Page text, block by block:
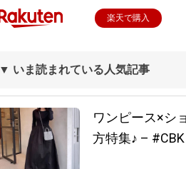
楽天で購入
▼ いま読まれている人気記事
ワンピース×シ
方特集♪ –